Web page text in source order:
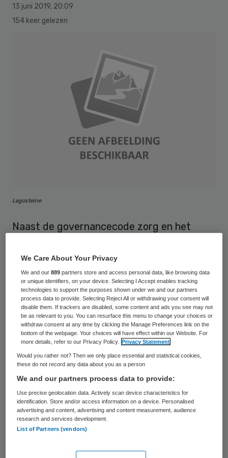
13 juni 2019, 20:09
154 keer gelezen
Legosteine
Naast de governancecode zorg en het
van Zelfstandige Klinieken Nederland (ZKN)
voortaan ook voldoen aan een
governancecode voor het bestuur. Daarin
staan transparantie over de kwaliteit van
zorg, een lerende organisatie en
maatschappelijk verantwoord ondernemen
centraal.
De nieuwe governancecode is door de
leden van de vereniging zelf ontwikkeld. De
vereniging Zelfstandige Klinieken Nederland
(ZKN) presenteerde de code donderdag in
aanwezigheid van minister Bruno Bruins
(Medische Zorg) en inspecteur-generaal
We Care About Your Privacy
We and our889 partners store and access personal data, like browsing data
or unique identifiers, on your device. Selecting I Accept enables tracking
technologies to support the purposes shown under we and our partners
process data to provide. Selecting Reject All or withdrawing your consent will
disable them. If trackers are disabled, some content and ads you see may not
be as relevant to you. You can resurface this menu to change your choices or
withdraw consent at any time by clicking the Manage Preferences link on the
bottom of the webpage. Your choices will have effect within our Website. For
more details, refer to our Privacy Policy.
Privacy Statement
Would you rather not? Then we only place essential and statistical cookies,
these do not record any data about you as a person
We and our partners process data to provide:
Use precise geolocation data. Actively scan device characteristics for
identification. Store and/or access information on a device. Personalised
advertising and content, advertising and content measurement, audience
research and services development.
List of Partners (vendors)